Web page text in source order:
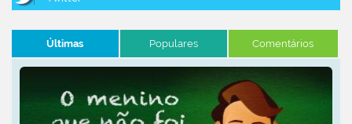
Últimas Populares Comentários